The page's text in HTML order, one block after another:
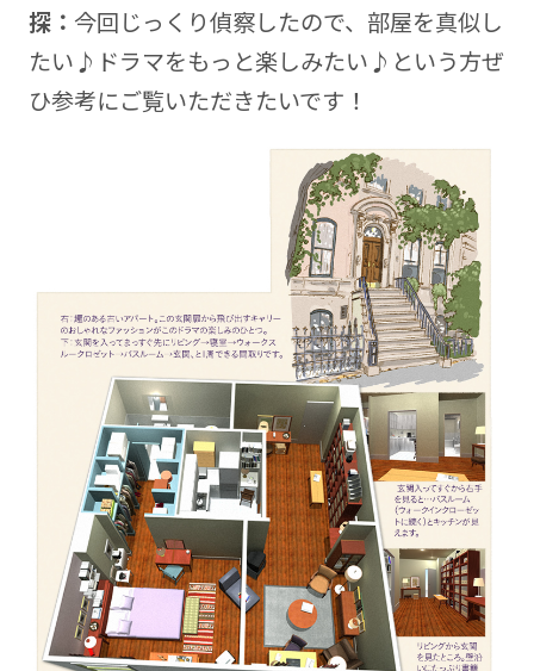
探： 今回じっくり偵察したので、部屋を真似し
たい♪ドラマをもっと楽しみたい♪という方ぜ
ひ参考にご覧いただきたいです！